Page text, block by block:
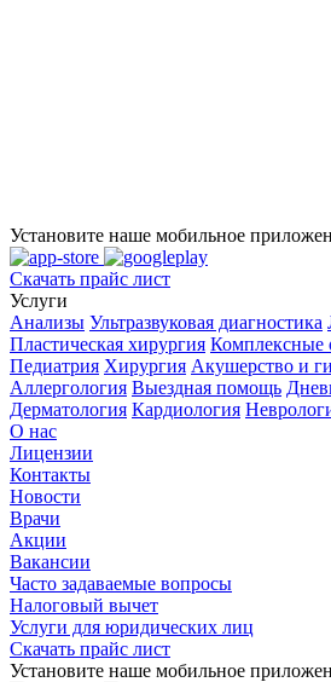
Установите наше мобильное
Скачать прайс лист
Услуги
Анализы Ультразвуковая диагностика
Пластическая хирургия Комплексные
Педиатрия Хирургия Акушерство и
Аллергология Выездная помощь
Дерматология Кардиология
О нас
Лицензии
Контакты
Новости
Врачи
Акции
Вакансии
Часто задаваемые вопросы
Налоговый вычет
Услуги для юридических лиц
Скачать прайс лист
Установите наше мобильное